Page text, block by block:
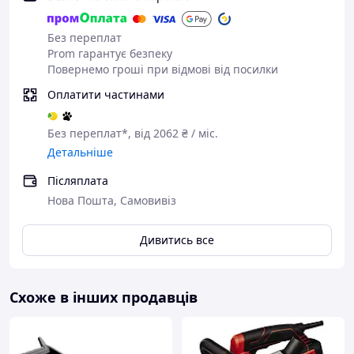
Комплектація
додатковий захисний кожух під болгарку
Технічні характеристики штроборіза GTM
Потужність 2.6 кВт
Без переплат
Prom гарантує безпеку
Повернемо гроші при відмові від посилки
Оплатити частинами
Без переплат*, від 2062 ₴ / міс.
Детальніше
Післяплата
Нова Пошта, Самовивіз
Дивитись все
Схоже в інших продавців